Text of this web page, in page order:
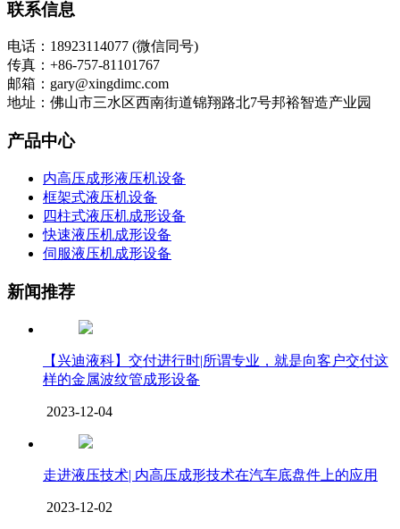
联系信息
电话：18923114077 (微信同号)
传真：+86-757-81101767
邮箱：gary@xingdimc.com
地址：佛山市三水区西南街道锦翔路北7号邦裕智造产业园
产品中心
内高压成形液压机设备
框架式液压机设备
四柱式液压机成形设备
快速液压机成形设备
伺服液压机成形设备
新闻推荐
【兴迪液科】交付进行时|所谓专业，就是向客户交付这
样的金属波纹管成形设备
2023-12-04
走进液压技术| 内高压成形技术在汽车底盘件上的应用
2023-12-02